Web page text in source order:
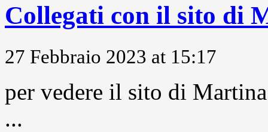
Collegati con il sito di
27 Febbraio 2023 at 15:17
per vedere il sito di
...